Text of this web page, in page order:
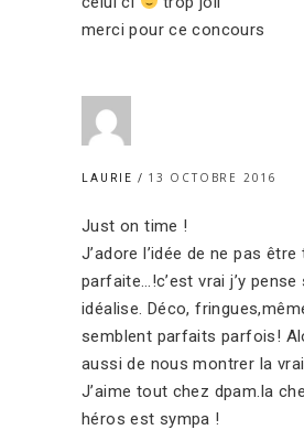
merci pour ce concours
LAURIE 13 OCTOBRE 2016
Just on time !
J’adore l’idée de ne pas être
parfaite…!c’est vrai j’y pense
idéalise. Déco,
semblent parfaits parfois!
aussi de nous montrer la
J’aime tout chez dpam.la
héros est sympa !